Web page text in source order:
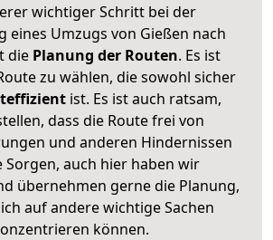
wichtiger Schritt bei der
eines Umzugs von Gießen nach
diePlanung der Routen. Es ist
zu wählen, die sowohl sicher
ist. Es ist auch ratsam,
dass die Route frei von
und anderen Hindernissen
Sorgen, auch hier haben wir
übernehmen gerne die Planung,
auf andere wichtige Sachen
können.